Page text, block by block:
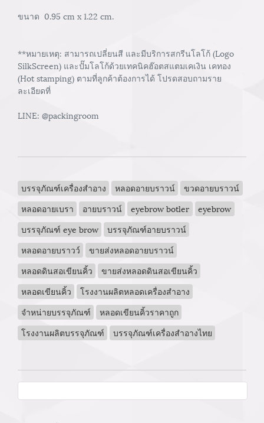
ขนาด 0.95 cm x 1.22 cm.
**หมายเหตุ: สามารถเปลี่ยนสี และมีบริการสกรีนโลโก้ (Logo
SilkScreen) และปั๊มโลโก้ด้วยเทคนิคฮ๊อตสแตมเคเงิน เคทอง
(Hot stamping) ตามที่ลูกค้าต้องการได้ โปรดสอบถามราย
ละเอียดที่
LINE: @packingroom
บรรจุภัณฑ์เครื่องสำอาง หลอดอายบราวน์
ขวดอายบราวน์
หลอดอายเบรา
อายบราวน์ eyebrow botler
eyebrow
บรรจุภัณฑ์ eye brow
บรรจุภัณฑ์อายบราวน์
หลอดอายบราวว์
ขายส่งหลอดอายบราวน์
หลอดดินสอเขียนคิ้ว
ขายส่งหลอดดินสอเขียนคิ้ว
หลอดเขียนคิ้ว
โรงงานผลิตหลอดเครื่องสำอาง
จำหน่ายบรรจุภัณฑ์
หลอดเขียนคิ้วราคาถูก
โรงงานผลิตบรรจุภัณฑ์
บรรจุภัณฑ์เครื่องสำอางไทย